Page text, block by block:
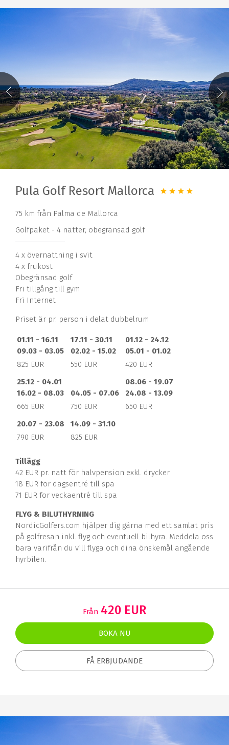
Pula Golf Resort Mallorca
75 km från Palma de Mallorca
Golfpaket - 4 nätter, obegränsad golf
4 x övernattning i svit
4 x frukost
Obegränsad golf
Fri tillgång till gym
Fri Internet
Priset är pr. person i delat dubbelrum
01.11 - 16.11
09.03 - 03.05
17.11 - 30.11
02.02 - 15.02
01.12 - 24.12
05.01 - 01.02
825 EUR
550 EUR
420 EUR
25.12 - 04.01
16.02 - 08.03
04.05 - 07.06
08.06 - 19.07
24.08 - 13.09
665 EUR
750 EUR
650 EUR
20.07 - 23.08
14.09 - 31.10
790 EUR
825 EUR
Tillägg
42 EUR pr. natt för halvpension exkl. drycker
18 EUR för dagsentré till spa
71 EUR for veckaentré till spa
FLYG & BILUTHYRNING
NordicGolfers.com hjälper dig gärna med ett samlat pris
på golfresan inkl. flyg och eventuell bilhyra. Meddela oss
bara varifrån du vill flyga och dina önskemål angående
hyrbilen.
Från 420 EUR
BOKA NU
FÅ ERBJUDANDE